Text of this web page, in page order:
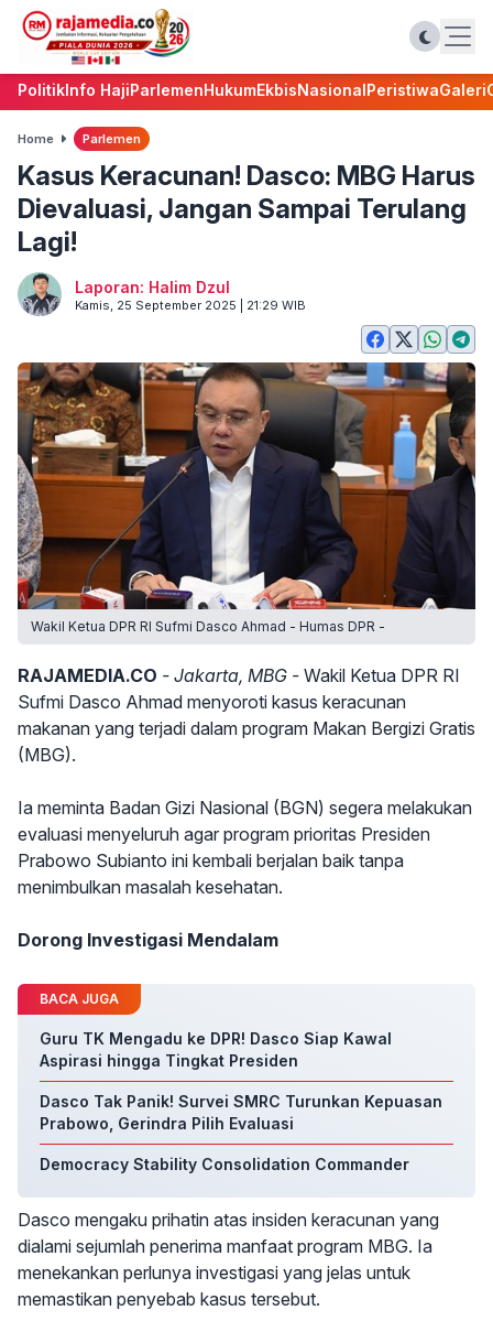
PolitikInfo HajiParlemenHukumEkbisNasionalPeristiwaGaleri
Home Parlemen
Kasus Keracunan! Dasco: MBG Harus
Dievaluasi, Jangan Sampai Terulang
Lagi!
Laporan: Halim Dzul
Kamis, 25 September 2025 | 21:29 WIB
Wakil Ketua DPR RI Sufmi Dasco Ahmad - Humas DPR -
RAJAMEDIA.CO - Jakarta, MBG - Wakil Ketua DPR RI
Sufmi Dasco Ahmad menyoroti kasus keracunan
makanan yang terjadi dalam program Makan Bergizi Gratis
(MBG).
Ia meminta Badan Gizi Nasional (BGN) segera melakukan
evaluasi menyeluruh agar program prioritas Presiden
Prabowo Subianto ini kembali berjalan baik tanpa
menimbulkan masalah kesehatan.
Dorong Investigasi Mendalam
BACA JUGA
Guru TK Mengadu ke DPR! Dasco Siap Kawal
Aspirasi hingga Tingkat Presiden
Dasco Tak Panik! Survei SMRC Turunkan Kepuasan
Prabowo, Gerindra Pilih Evaluasi
Democracy Stability Consolidation Commander
Dasco mengaku prihatin atas insiden keracunan yang
dialami sejumlah penerima manfaat program MBG. Ia
menekankan perlunya investigasi yang jelas untuk
memastikan penyebab kasus tersebut.